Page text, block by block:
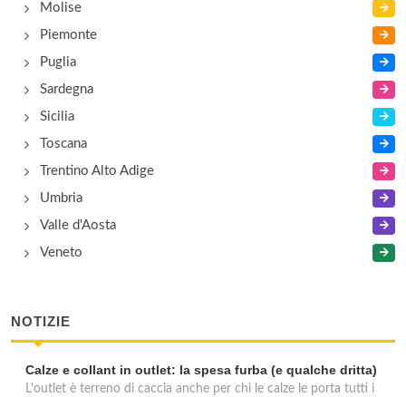
Molise
Piemonte
Puglia
Sardegna
Sicilia
Toscana
Trentino Alto Adige
Umbria
Valle d'Aosta
Veneto
NOTIZIE
Calze e collant in outlet: la spesa furba (e qualche dritta)
L'outlet è terreno di caccia anche per chi le calze le porta tutti i